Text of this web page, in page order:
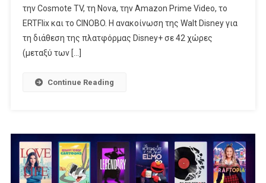
Τη
Μάχη
Της
την Cosmote TV, τη Nova, την Amazon Prime Video, το
ERTFlix και το CINOBO. Η ανακοίνωση της Walt Disney για
τη διάθεση της πλατφόρμας Disney+ σε 42 χώρες
(μεταξύ των […]
Continue Reading